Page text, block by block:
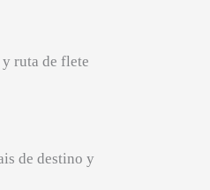
ruta de flete
de destino y